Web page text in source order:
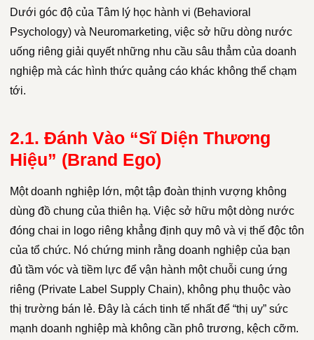
Dưới góc độ của Tâm lý học hành vi (Behavioral
Psychology) và Neuromarketing, việc sở hữu dòng nước
uống riêng giải quyết những nhu cầu sâu thẳm của doanh
nghiệp mà các hình thức quảng cáo khác không thể chạm
tới.
2.1. Đánh Vào “Sĩ Diện Thương
Hiệu” (Brand Ego)
Một doanh nghiệp lớn, một tập đoàn thịnh vượng không
dùng đồ chung của thiên hạ. Việc sở hữu một dòng nước
đóng chai in logo riêng khẳng định quy mô và vị thế độc tôn
của tổ chức. Nó chứng minh rằng doanh nghiệp của bạn
đủ tầm vóc và tiềm lực để vận hành một chuỗi cung ứng
riêng (Private Label Supply Chain), không phụ thuộc vào
thị trường bán lẻ. Đây là cách tinh tế nhất để “thị uy” sức
mạnh doanh nghiệp mà không cần phô trương, kệch cỡm.